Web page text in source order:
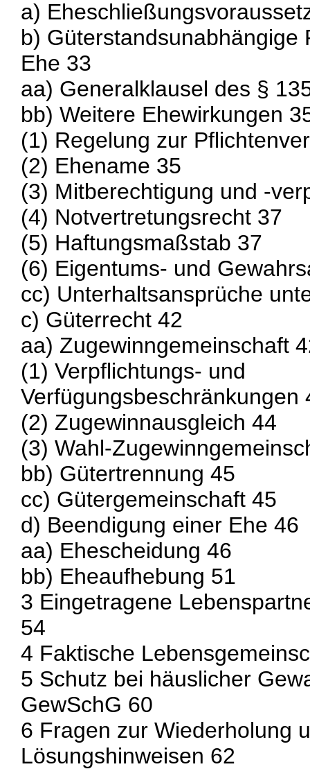
a)
b) Güterstandsunabhängige
Ehe 33
aa) Generalklausel des §
bb) Weitere Ehewirkungen
(1) Regelung zur
(2) Ehename 35
(3) Mitberechtigung und -
(4) Notvertretungsrecht 37
(5) Haftungsmaßstab 37
(6) Eigentums- und
cc) Unterhaltsansprüche
c) Güterrecht 42
aa) Zugewinngemeinschaft
(1) Verpflichtungs- und
Verfügungsbeschränkungen
(2) Zugewinnausgleich 44
(3) Wahl-
bb) Gütertrennung 45
cc) Gütergemeinschaft 45
d) Beendigung einer Ehe 46
aa) Ehescheidung 46
bb) Eheaufhebung 51
3 Eingetragene
54
4 Faktische
5 Schutz bei häuslicher
GewSchG 60
6 Fragen zur Wiederholung
Lösungshinweisen 62